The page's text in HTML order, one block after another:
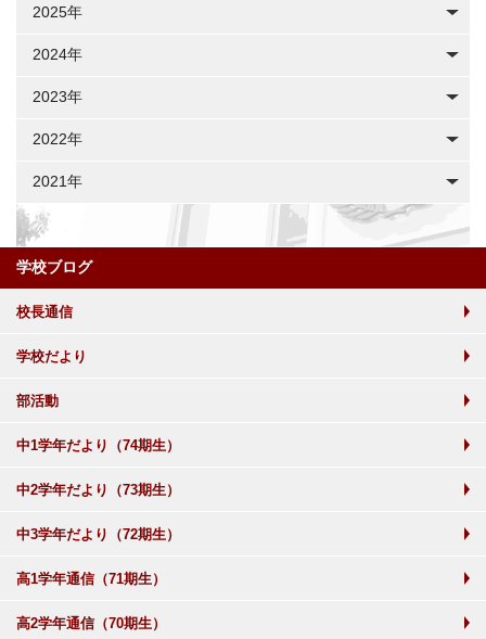
2025年
2024年
2023年
2022年
2021年
学校ブログ
校長通信
学校だより
部活動
中1学年だより（74期生）
中2学年だより（73期生）
中3学年だより（72期生）
高1学年通信（71期生）
高2学年通信（70期生）